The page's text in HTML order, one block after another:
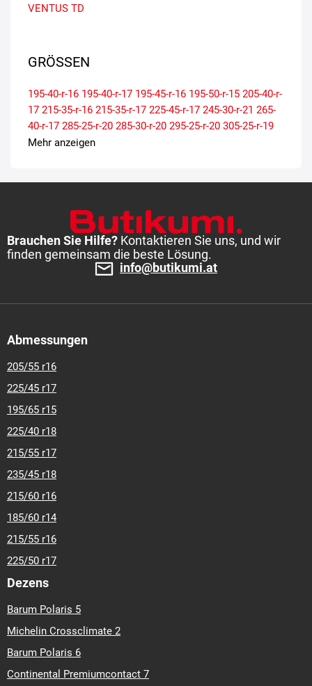
VENTUS TD
GRÖSSEN
195-40-r-16 195-40-r-17 195-45-r-16 195-50-r-15 205-40-r-
17 215-35-r-16 215-35-r-17 225-45-r-17 245-30-r-21 265-
40-r-17 285-25-r-20 285-30-r-20 295-25-r-20 305-25-r-19
305-25-r-20 345-25-r-20
Mehr anzeigen
Brauchen Sie Hilfe? Kontaktieren Sie uns, und wir
finden gemeinsam die beste Lösung.
info@butikumi.at
Abmessungen
205/55 r16
225/45 r17
195/65 r15
225/40 r18
215/55 r17
235/45 r18
215/60 r16
185/60 r14
215/55 r16
225/50 r17
Dezens
Barum Polaris 5
Michelin Crossclimate 2
Barum Polaris 6
Continental Premiumcontact 7